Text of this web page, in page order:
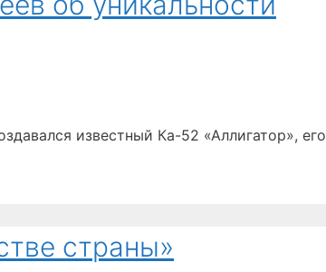
известный Ка-52 «Аллигатор», его
страны»